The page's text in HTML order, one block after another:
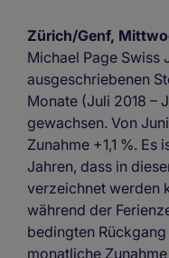
Zürich/Genf,
Michael Page Swiss
ausgeschriebenen
Monate (Juli 2018 –
gewachsen. Von
Zunahme +1,1 %. Es
Jahren, dass in
verzeichnet werden
während der
bedingten
monatliche